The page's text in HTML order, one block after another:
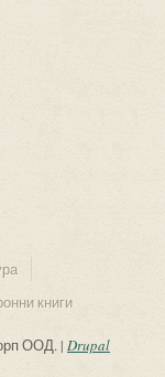
книги
ООД. | Drupal